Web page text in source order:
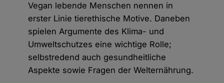
Vegan lebende Menschen nennen in
erster Linie tierethische Motive. Daneben
spielen Argumente des Klima- und
Umweltschutzes eine wichtige Rolle;
selbstredend auch gesundheitliche
Aspekte sowie Fragen der Welternährung.